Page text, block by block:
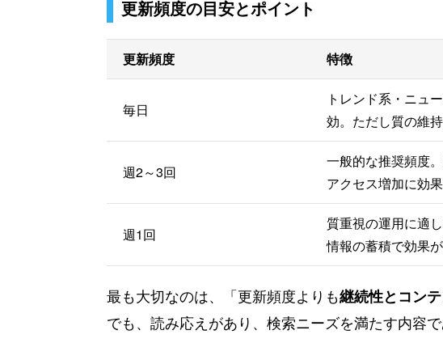
更新頻度の目安とポイント
更新頻度 特徴
毎日
トレンド系・ニュ
効。ただし質の維
週2～3回
一般的な推奨頻度
アクセス増加に効
週1回
質重視の運用に適し
情報の蓄積で効果
最も大切なのは、「更新頻度よりも継続性とコン
でも、読み応えがあり、検索ニーズを満たす内容